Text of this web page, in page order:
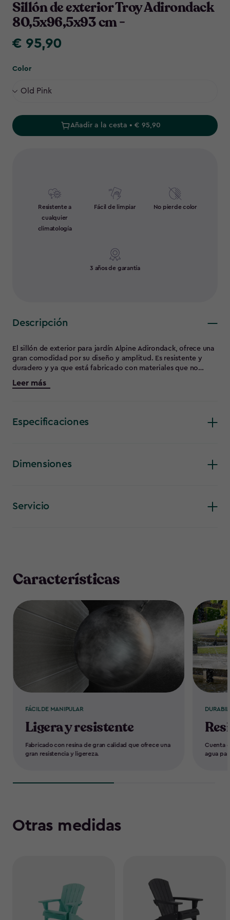
Sillón de exterior Troy Adirondack
80,5x96,5x93 cm -
€
€ 95,90
Color
Añadir a la cesta • € 95,90
Resistente a
cualquier
climatología
Fácil de limpiar No pierde color
3 años de garantía
Descripción
El sillón de exterior para jardín Alpine Adirondack, ofrece una
gran comodidad por su diseño y amplitud. Es resistente y
duradero y ya que está fabricado con materiales que no
requieren mantenimiento. Incluye un agujero en el
reposabrazos derecho para poder poner el vaso del refresco.
Leer más
Especificaciones
Dimensiones
Servicio
Características
FÁCIL DE MANIPULAR
Ligera y resistente
Fabricado con resina de gran calidad que ofrece una
gran resistencia y ligereza.
Cuenta
agua
Otras medidas